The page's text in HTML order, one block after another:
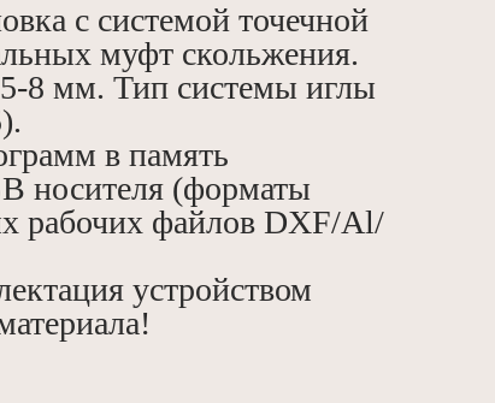
с системой точечной
муфт скольжения.
8 мм. Тип системы иглы
в память
носителя (форматы
рабочих файлов DХF/Аl/
устройством